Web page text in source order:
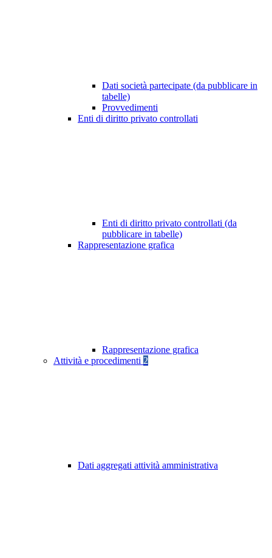
Dati società partecipate (da pubblicare in
tabelle)
Provvedimenti
Enti di diritto privato controllati
Enti di diritto privato controllati (da
pubblicare in tabelle)
Rappresentazione grafica
Rappresentazione grafica
Attività e procedimenti 2
Dati aggregati attività amministrativa